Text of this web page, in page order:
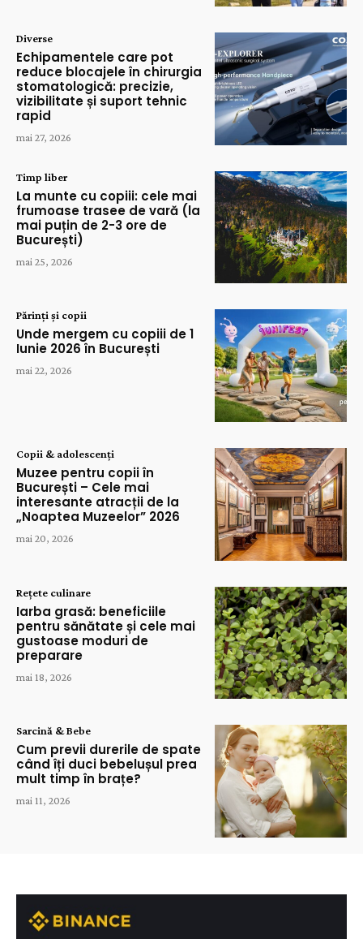
Diverse
Echipamentele care pot
reduce blocajele în chirurgia
stomatologică: precizie,
vizibilitate și suport tehnic
rapid
mai 27, 2026
Timp liber
La munte cu copiii: cele mai
frumoase trasee de vară (la
mai puțin de 2-3 ore de
București)
mai 25, 2026
Părinți și copii
Unde mergem cu copiii de 1
Iunie 2026 în București
mai 22, 2026
Copii & adolescenți
Muzee pentru copii în
București – Cele mai
interesante atracții de la
„Noaptea Muzeelor” 2026
mai 20, 2026
Rețete culinare
Iarba grasă: beneficiile
pentru sănătate și cele mai
gustoase moduri de
preparare
mai 18, 2026
Sarcină & Bebe
Cum previi durerile de spate
când îți duci bebelușul prea
mult timp în brațe?
mai 11, 2026